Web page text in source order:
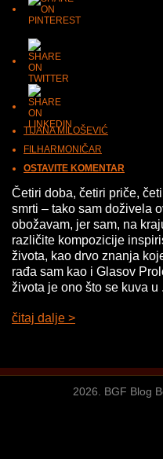
TIJANA MILOŠEVIĆ
FILHARMONIČAR
OSTAVITE KOMENTAR
Četiri doba, četiri priče,
smrti – tako sam doživela
obožavam, jer sam, na
različite kompozicije
života, kao drvo znanja
rađa sam kao i Glasov
života je ono što se kuva u
čitaj dalje >
2026. BGF Blog